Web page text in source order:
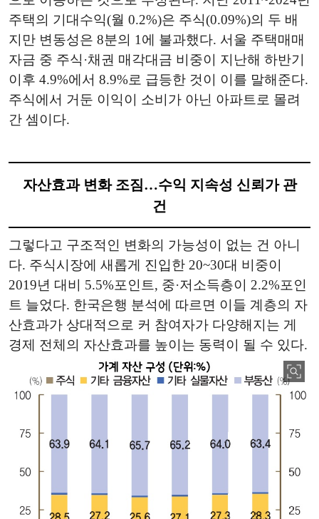
주택의 기대수익(월 0.2%)은 주식(0.09%)의 두 배
지만 변동성은 8분의 1에 불과했다. 서울 주택매매
자금 중 주식·채권 매각대금 비중이 지난해 하반기
이후 4.9%에서 8.9%로 급등한 것이 이를 말해준다.
주식에서 거둔 이익이 소비가 아닌 아파트로 몰려
간 셈이다.
자산효과 변화 조짐…수익 지속성 신뢰가 관
건
그렇다고 구조적인 변화의 가능성이 없는 건 아니
다. 주식시장에 새롭게 진입한 20~30대 비중이
2019년 대비 5.5%포인트, 중·저소득층이 2.2%포인
트 늘었다. 한국은행 분석에 따르면 이들 계층의 자
산효과가 상대적으로 커 참여자가 다양해지는 게
경제 전체의 자산효과를 높이는 동력이 될 수 있다.